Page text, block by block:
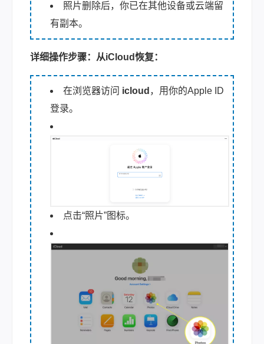
照片删除后，你已在其他设备或云端留
有副本。
详细操作步骤： 从iCloud恢复：
在浏览器访问 icloud ，用你的Apple ID
登录。
点击“照片”图标。